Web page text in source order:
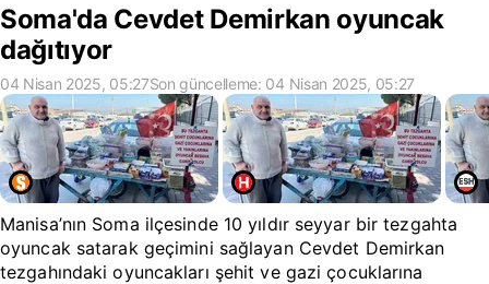
Soma'da Cevdet Demirkan oyuncak
dağıtıyor
04 Nisan 2025, 05:27Son güncelleme: 04 Nisan 2025, 05:27
Manisa’nın Soma ilçesinde 10 yıldır seyyar bir tezgahta
oyuncak satarak geçimini sağlayan Cevdet Demirkan
tezgahındaki oyuncakları şehit ve gazi çocuklarına